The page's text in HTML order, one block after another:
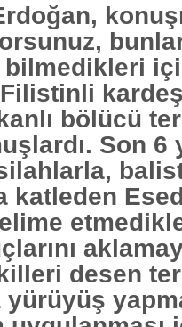
bölücü
Son 6
katleden
desen
yürüyüş